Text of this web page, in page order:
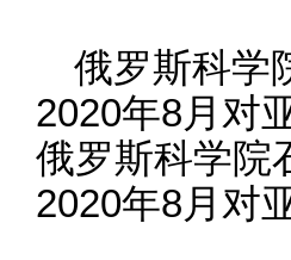
俄罗斯科学
2020年8月对
俄罗斯科学院
2020年8月对